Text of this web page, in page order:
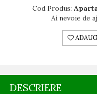
Cod Produs:
Ai nevoie de
DESCRIERE